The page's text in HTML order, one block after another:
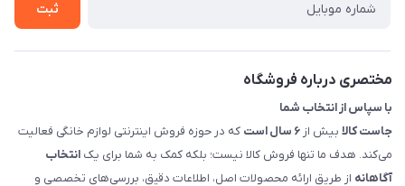
روش های بازگرداندن کالا
ثبت
مختصری درباره فروشگاه
با سپاس از انتخاب شما
جاست کالا بیش از ۶ سال است
که در حوزه فروش اینترنتی لوازم خانگی فعالیت
می‌کند. هدف ما تنها فروش کالا نیست؛ بلکه کمک به شما برای یک انتخاب
آگاهانه از طریق ارائه محصولات اصل، اطلاعات دقیق، بررسی‌های تخصصی و